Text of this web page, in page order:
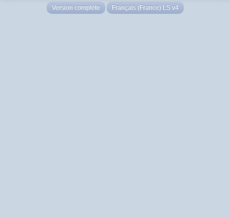
Version complète Français (France) LS v4